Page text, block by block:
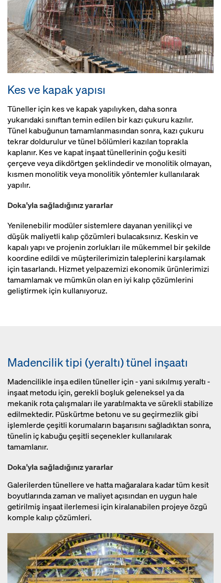
Kes ve kapak yapısı
Tüneller için kes ve kapak yapılıyken, daha sonra
yukarıdaki sınıftan temin edilen bir kazı çukuru kazılır.
Tünel kabuğunun tamamlanmasından sonra, kazı çukuru
tekrar doldurulur ve tünel bölümleri kazılan toprakla
kaplanır. Kes ve kapat inşaat tünellerinin çoğu kesiti
çerçeve veya dikdörtgen şeklindedir ve monolitik olmayan,
kısmen monolitik veya monolitik yöntemler kullanılarak
yapılır.
Doka'yla sağladığınız yararlar
Yenilenebilir modüler sistemlere dayanan yenilikçi ve
düşük maliyetli kalıp çözümleri bulacaksınız. Keskin ve
kapalı yapı ve projenin zorlukları ile mükemmel bir şekilde
koordine edildi ve müşterilerimizin taleplerini karşılamak
için tasarlandı. Hizmet yelpazemizi ekonomik ürünlerimizi
tamamlamak ve mümkün olan en iyi kalıp çözümlerini
geliştirmek için kullanıyoruz.
Madencilik tipi (yeraltı) tünel inşaatı
Madencilikle inşa edilen tüneller için - yani sıkılmış yeraltı -
inşaat metodu için, gerekli boşluk geleneksel ya da
mekanik rota çalışmaları ile yaratılmakta ve sürekli stabilize
edilmektedir. Püskürtme betonu ve su geçirmezlik gibi
işlemlerde çeşitli korumaların başarısını sağladıktan sonra,
tünelin iç kabuğu çeşitli seçenekler kullanılarak
tamamlanır.
Doka'yla sağladığınız yararlar
Galerilerden tünellere ve hatta mağaralara kadar tüm kesit
boyutlarında zaman ve maliyet açısından en uygun hale
getirilmiş inşaat ilerlemesi için kiralanabilen projeye özgü
komple kalıp çözümleri.